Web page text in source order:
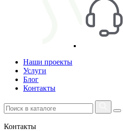
Наши проекты
Услуги
Блог
Контакты
Контакты